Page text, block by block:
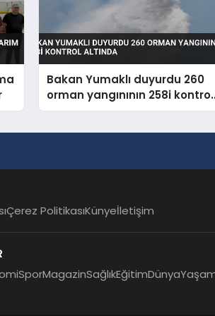
Bakan Yumaklı duyurdu 260
orman yangınının 258i kontrol
altında
Çerez PolitikasıKünyeİletişim
SporMagazinSağlıkEğitimDünya